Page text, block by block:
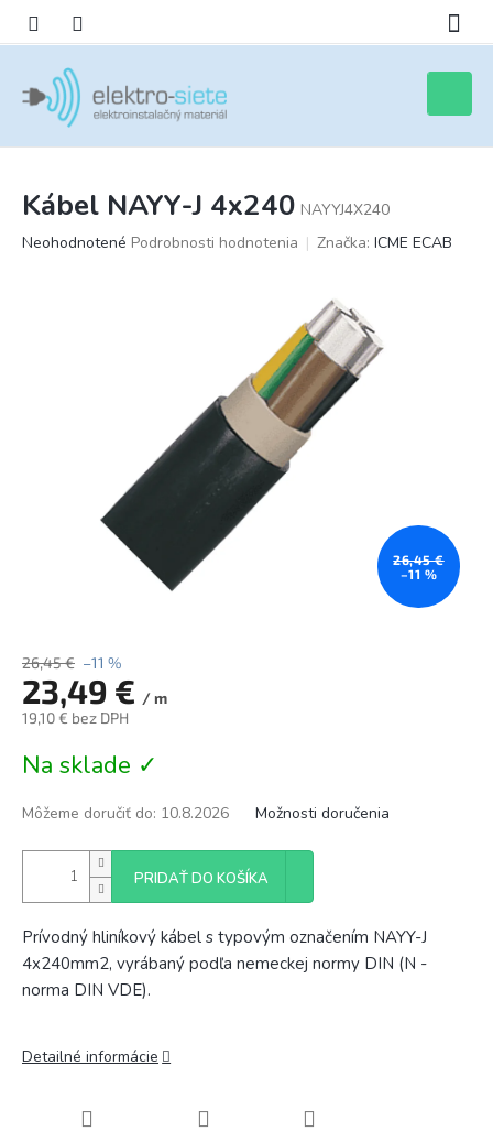
obsah
košík
Kábel NAYY-J 4x240 NAYYJ4X240
Priemerné
Neohodnotené Podrobnosti hodnotenia Značka: ICME ECAB
26,45 €
–11 %
26,45 € –11 %
23,49 € / m
19,10 € bez DPH
cena:
Na sklade ✓
Môžeme doručiť do: 10.8.2026 Možnosti doručenia
PRIDAŤ DO KOŠÍKA
Prívodný hliníkový kábel s typovým označením NAYY-J
4x240mm2, vyrábaný podľa nemeckej normy DIN (N -
norma DIN VDE).
Detailné informácie